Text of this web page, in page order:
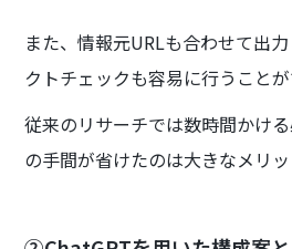
また、情報元URLも合わせて出
クトチェックも容易に行うことが
従来のリサーチでは数時間かけ
の手間が省けたのは大きなメリッ